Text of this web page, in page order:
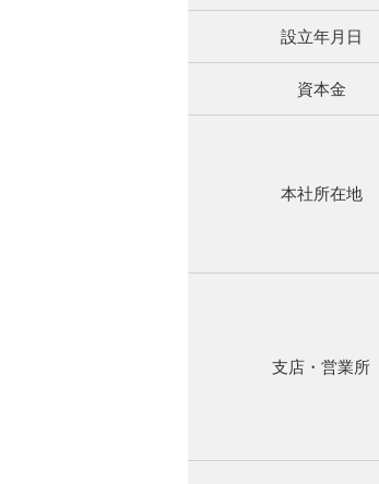
設立年月日
資本金
本社所在地
支店・営業所